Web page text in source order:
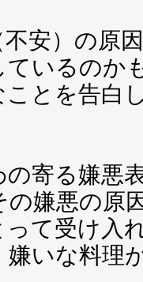
安）の原
いるのか
ことを告白
寄る嫌悪
の嫌悪の原
て受け入
嫌いな料理